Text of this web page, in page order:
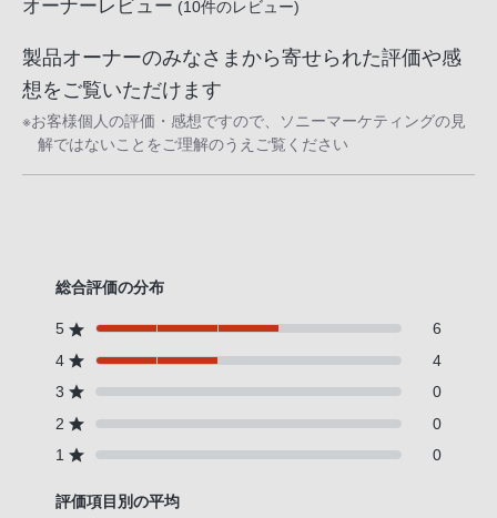
オーナーレビュー (10件のレビュー)
製品オーナーのみなさまから寄せられた評価や感
想をご覧いただけます
※お客様個人の評価・感想ですので、ソニーマーケティングの見
解ではないことをご理解のうえご覧ください
総合評価の分布
5
6
4
4
3
0
2
0
1
0
評価項目別の平均